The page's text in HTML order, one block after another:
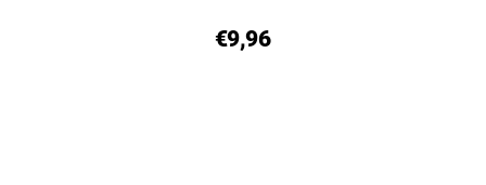
€9,96